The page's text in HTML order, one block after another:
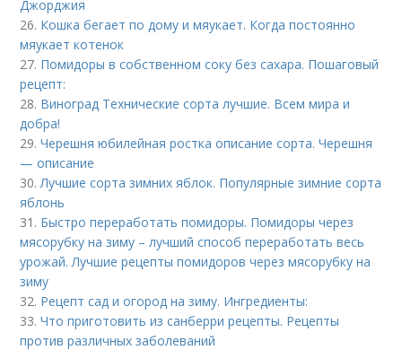
Джорджия
26. Кошка бегает по дому и мяукает. Когда постоянно
мяукает котенок
27. Помидоры в собственном соку без сахара. Пошаговый
рецепт:
28. Виноград Технические сорта лучшие. Всем мира и
добра!
29.Черешня юбилейная ростка описание сорта. Черешня
— описание
30. Лучшие сорта зимних яблок. Популярные зимние сорта
яблонь
31. Быстро переработать помидоры. Помидоры через
мясорубку на зиму – лучший способ переработать весь
урожай. Лучшие рецепты помидоров через мясорубку на
зиму
32. Рецепт сад и огород на зиму. Ингредиенты:
33.Что приготовить из санберри рецепты. Рецепты
против различных заболеваний